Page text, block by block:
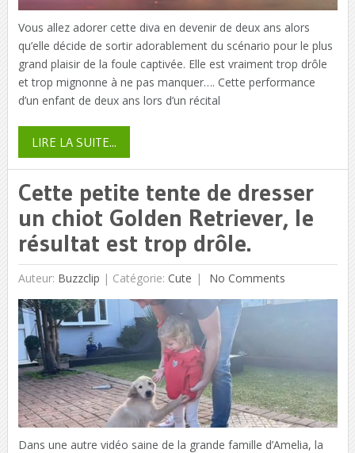
Vous allez adorer cette diva en devenir de deux ans alors
qu’elle décide de sortir adorablement du scénario pour le plus
grand plaisir de la foule captivée. Elle est vraiment trop drôle
et trop mignonne à ne pas manquer…. Cette performance
d’un enfant de deux ans lors d’un récital
LIRE LA SUITE...
Cette petite tente de dresser
un chiot Golden Retriever, le
résultat est trop drôle.
Auteur: Buzzclip | Catégorie: Cute No Comments
Dans une autre vidéo saine de la grande famille d’Amelia, la